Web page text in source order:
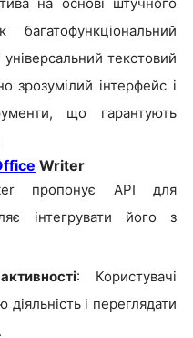
багатофункціональний
текстовий
зрозумілий інтерфейс і
що гарантують
Writer
пропонує API для
інтегрувати його з
: Користувачі
і переглядати